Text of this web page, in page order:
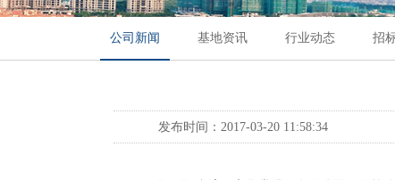
公司新闻 基地资讯 行业动态 招
发布时间：2017-03-20 11:58:34